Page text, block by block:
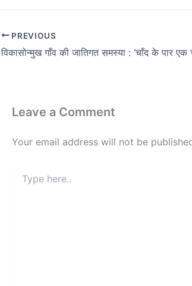
PREVIOUS
विकासोन्मुख गाँव की जातिगत समस्या : ‘चाँद के पार एक
Leave a Comment
Your email address will not be
here..